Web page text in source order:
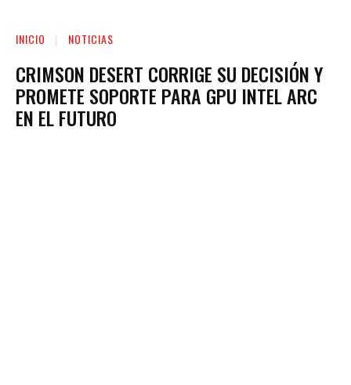
INICIO NOTICIAS
CRIMSON DESERT CORRIGE SU DECISIÓN Y
PROMETE SOPORTE PARA GPU INTEL ARC
EN EL FUTURO